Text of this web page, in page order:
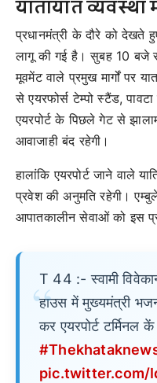
यातायात
प्रधानमंत्री के दौरे को देखते
लागू की गई है। सुबह 10 बजे
मूवमेंट वाले प्रमुख मार्गों पर
से एयरफोर्स टेम्पो स्टैंड,
एयरपोर्ट के पिछले गेट से
आवाजाही बंद रहेगी।
हालांकि एयरपोर्ट जाने वाले
प्रवेश की अनुमति रहेगी।
आपातकालीन सेवाओं को इस
T 44 :- स्वामी
हाउस में मुख्यमंत्री
कर एयरपोर्ट टर्मिनल
pic.twitter.com/